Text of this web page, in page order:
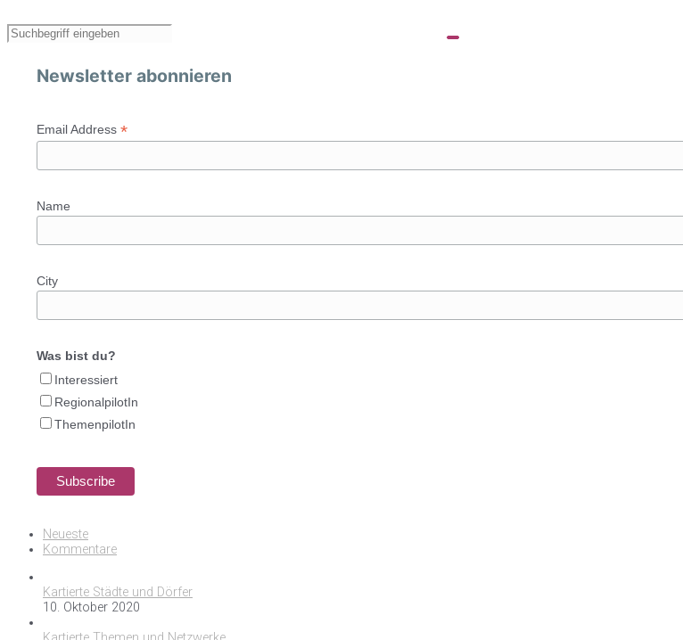
Newsletter abonnieren
Email Address *
Name
City
Was bist du?
Interessiert
RegionalpilotIn
ThemenpilotIn
Neueste
Kommentare
Kartierte Städte und Dörfer
10. Oktober 2020